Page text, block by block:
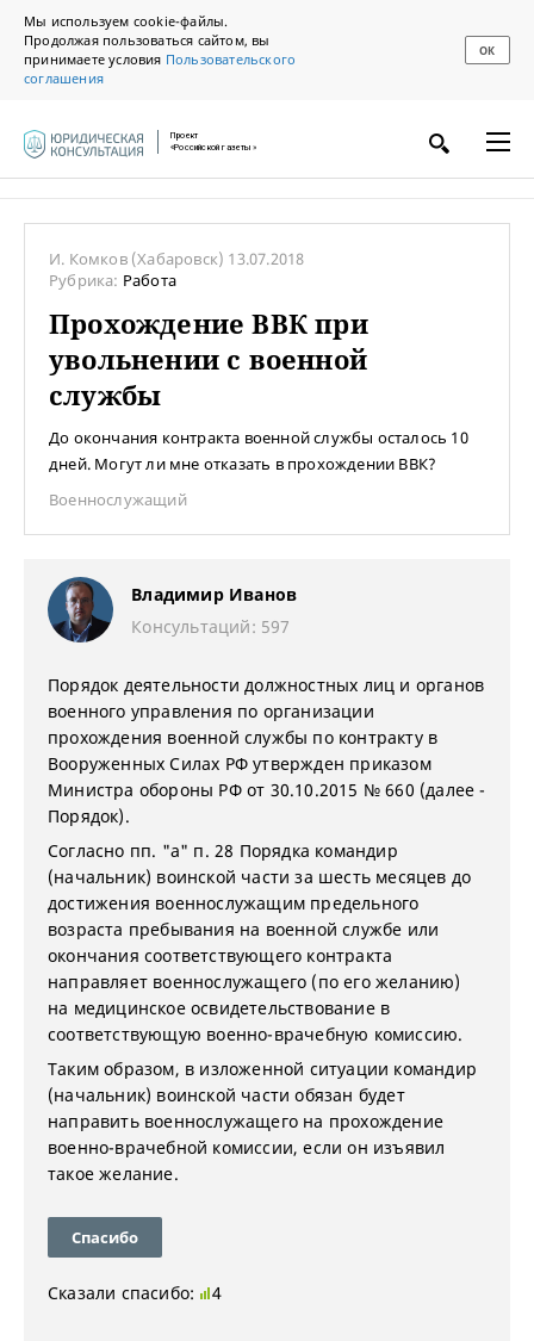
Мы используем cookie-файлы.
Продолжая пользоваться сайтом, вы
принимаете условия Пользовательского
соглашения
ОК
Проект
«Российской газеты»
И. Комков (Хабаровск) 13.07.2018
Рубрика: Работа
Прохождение ВВК при
увольнении с военной
службы
До окончания контракта военной службы осталось 10
дней. Могут ли мне отказать в прохождении ВВК?
Военнослужащий
Владимир Иванов
Консультаций: 597
Порядок деятельности должностных лиц и органов
военного управления по организации
прохождения военной службы по контракту в
Вооруженных Силах РФ утвержден приказом
Министра обороны РФ от 30.10.2015 № 660 (далее -
Порядок).
Согласно пп. "а" п. 28 Порядка командир
(начальник) воинской части за шесть месяцев до
достижения военнослужащим предельного
возраста пребывания на военной службе или
окончания соответствующего контракта
направляет военнослужащего (по его желанию)
на медицинское освидетельствование в
соответствующую военно-врачебную комиссию.
Таким образом, в изложенной ситуации командир
(начальник) воинской части обязан будет
направить военнослужащего на прохождение
военно-врачебной комиссии, если он изъявил
такое желание.
Спасибо
Сказали спасибо: 4